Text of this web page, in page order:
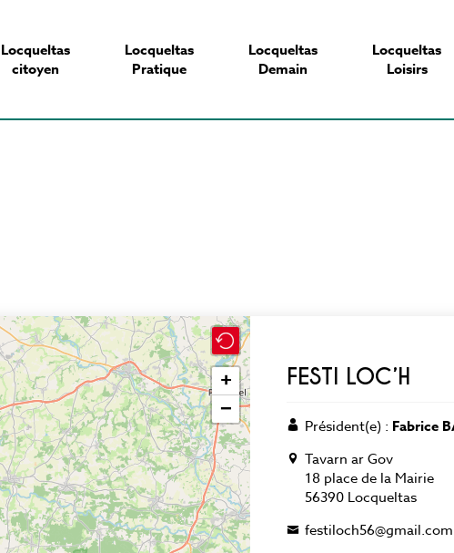
Locqueltas
citoyen
Locqueltas
Pratique
Locqueltas
Demain
Locqueltas
Loisirs
+
−
FESTI LOC’H
Président(e) : Fabrice
Tavarn ar Gov
18 place de la Mairie
56390 Locqueltas
festiloch56@gmail.com